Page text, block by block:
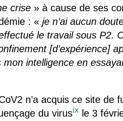
crise » à cause de ses
: «je n’ai aucun
le travail sous P2.
[d’expérience]
intelligence en
n’a acquis ce site de
du virusix le 3